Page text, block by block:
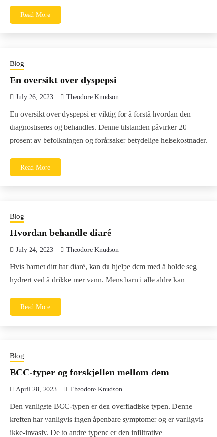
Read More
Blog
En oversikt over dyspepsi
July 26, 2023 Theodore Knudson
En oversikt over dyspepsi er viktig for å forstå hvordan den
diagnostiseres og behandles. Denne tilstanden påvirker 20
prosent av befolkningen og forårsaker betydelige helsekostnader.
Read More
Blog
Hvordan behandle diaré
July 24, 2023 Theodore Knudson
Hvis barnet ditt har diaré, kan du hjelpe dem med å holde seg
hydrert ved å drikke mer vann. Mens barn i alle aldre kan
Read More
Blog
BCC-typer og forskjellen mellom dem
April 28, 2023 Theodore Knudson
Den vanligste BCC-typen er den overfladiske typen. Denne
kreften har vanligvis ingen åpenbare symptomer og er vanligvis
ikke-invasiv. De to andre typene er den infiltrative